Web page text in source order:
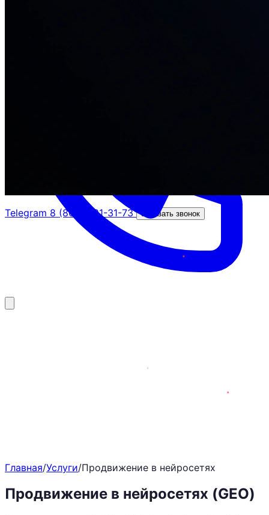
Telegram 8 (800) 201-31-73 Заказать звонок
Главная/Услуги/Продвижение в нейросетях
Продвижение в нейросетях (GEO)